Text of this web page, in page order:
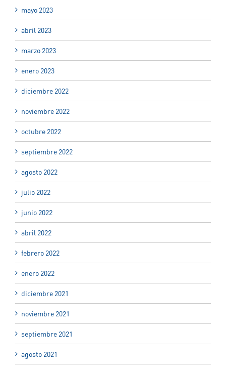
mayo 2023
abril 2023
marzo 2023
enero 2023
diciembre 2022
noviembre 2022
octubre 2022
septiembre 2022
agosto 2022
julio 2022
junio 2022
abril 2022
febrero 2022
enero 2022
diciembre 2021
noviembre 2021
septiembre 2021
agosto 2021